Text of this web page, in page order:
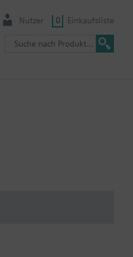
Nutzer 0 Einkaufsliste